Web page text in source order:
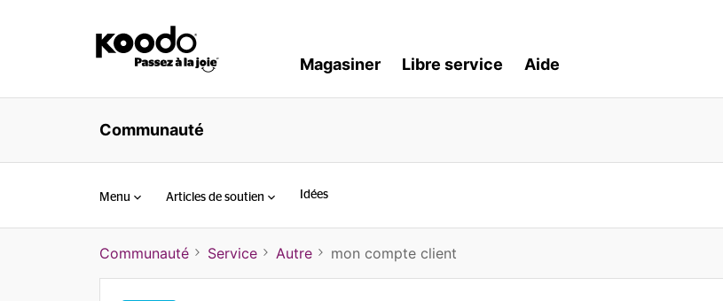
Magasiner Libre service Aide
Communauté
Menu Articles de soutien Idées
Communauté Service Autre mon compte client